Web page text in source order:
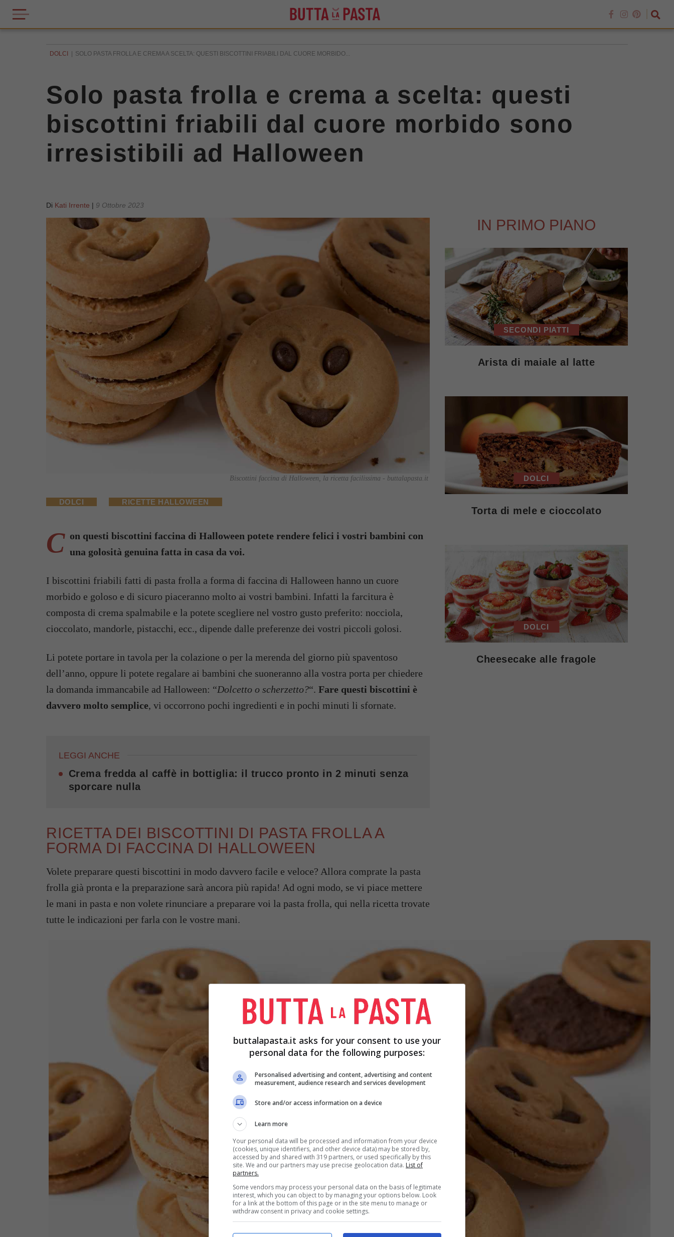
DOLCI SOLO PASTA FROLLA E CREMA A SCELTA: QUESTI BISCOTTINI FRIABILI DAL CUORE MORBIDO...
Solo pasta frolla e crema a scelta: questi
biscottini friabili dal cuore morbido sono
irresistibili ad Halloween
Di Kati Irrente | 9 Ottobre 2023
Biscottini faccina di Halloween, la ricetta facilissima - buttalapasta.it
DOLCI RICETTE HALLOWEEN
C on questi biscottini faccina di Halloween potete rendere felici i vostri bambini con
una golosità genuina fatta in casa da voi.
I biscottini friabili fatti di pasta frolla a forma di faccina di Halloween hanno un cuore
morbido e goloso e di sicuro piaceranno molto ai vostri bambini. Infatti la farcitura è
composta di crema spalmabile e la potete scegliere nel vostro gusto preferito: nocciola,
cioccolato, mandorle, pistacchi, ecc., dipende dalle preferenze dei vostri piccoli golosi.
Li potete portare in tavola per la colazione o per la merenda del giorno più spaventoso
dell’anno, oppure li potete regalare ai bambini che suoneranno alla vostra porta per chiedere
la domanda immancabile ad Halloween: “Dolcetto o scherzetto?“. Fare questi biscottini è
davvero molto semplice, vi occorrono pochi ingredienti e in pochi minuti li sfornate.
LEGGI ANCHE
Crema fredda al caffè in bottiglia: il trucco pronto in 2 minuti senza
sporcare nulla
RICETTA DEI BISCOTTINI DI PASTA FROLLA A
FORMA DI FACCINA DI HALLOWEEN
Volete preparare questi biscottini in modo davvero facile e veloce? Allora comprate la pasta
frolla già pronta e la preparazione sarà ancora più rapida! Ad ogni modo, se vi piace mettere
le mani in pasta e non volete rinunciare a preparare voi la pasta frolla, qui nella ricetta trovate
tutte le indicazioni per farla con le vostre mani.
IN PRIMO PIANO
SECONDI PIATTI
Arista di maiale al latte
DOLCI
Torta di mele e cioccolato
DOLCI
Cheesecake alle fragole
buttalapasta.it asks for your consent to use your
personal data for the following purposes:
Personalised advertising and content, advertising and content
measurement, audience research and services development
Store and/or access information on a device
Learn more
Your personal data will be processed and information from your device
(cookies, unique identifiers, and other device data) may be stored by,
accessed by and shared with 319 partners, or used specifically by this
site. We and our partners may use precise geolocation data. List of
partners.
Some vendors may process your personal data on the basis of legitimate
interest, which you can object to by managing your options below. Look
for a link at the bottom of this page or in the site menu to manage or
withdraw consent in privacy and cookie settings.